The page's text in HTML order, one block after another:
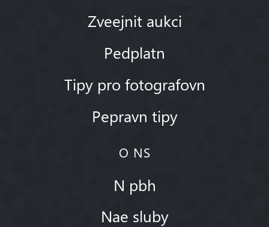
Zveejnit aukci
Pedplatn
Tipy pro fotografovn
Pepravn tipy
O NS
N pbh
Nae sluby